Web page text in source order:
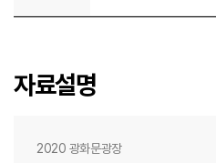
자료설명
2020 광화문광장